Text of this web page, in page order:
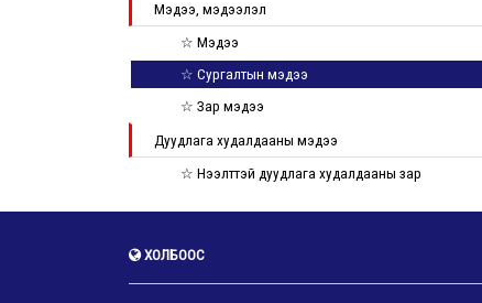
Мэдээ, мэдээлэл
☆ Мэдээ
☆ Сургалтын мэдээ
☆ Зар мэдээ
Дуудлага худалдааны мэдээ
☆ Нээлттэй дуудлага худалдааны зар
ХОЛБООС